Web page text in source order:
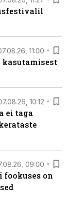
11:00
kasutamisest
10:12
ei taga
09:00
fookuses on